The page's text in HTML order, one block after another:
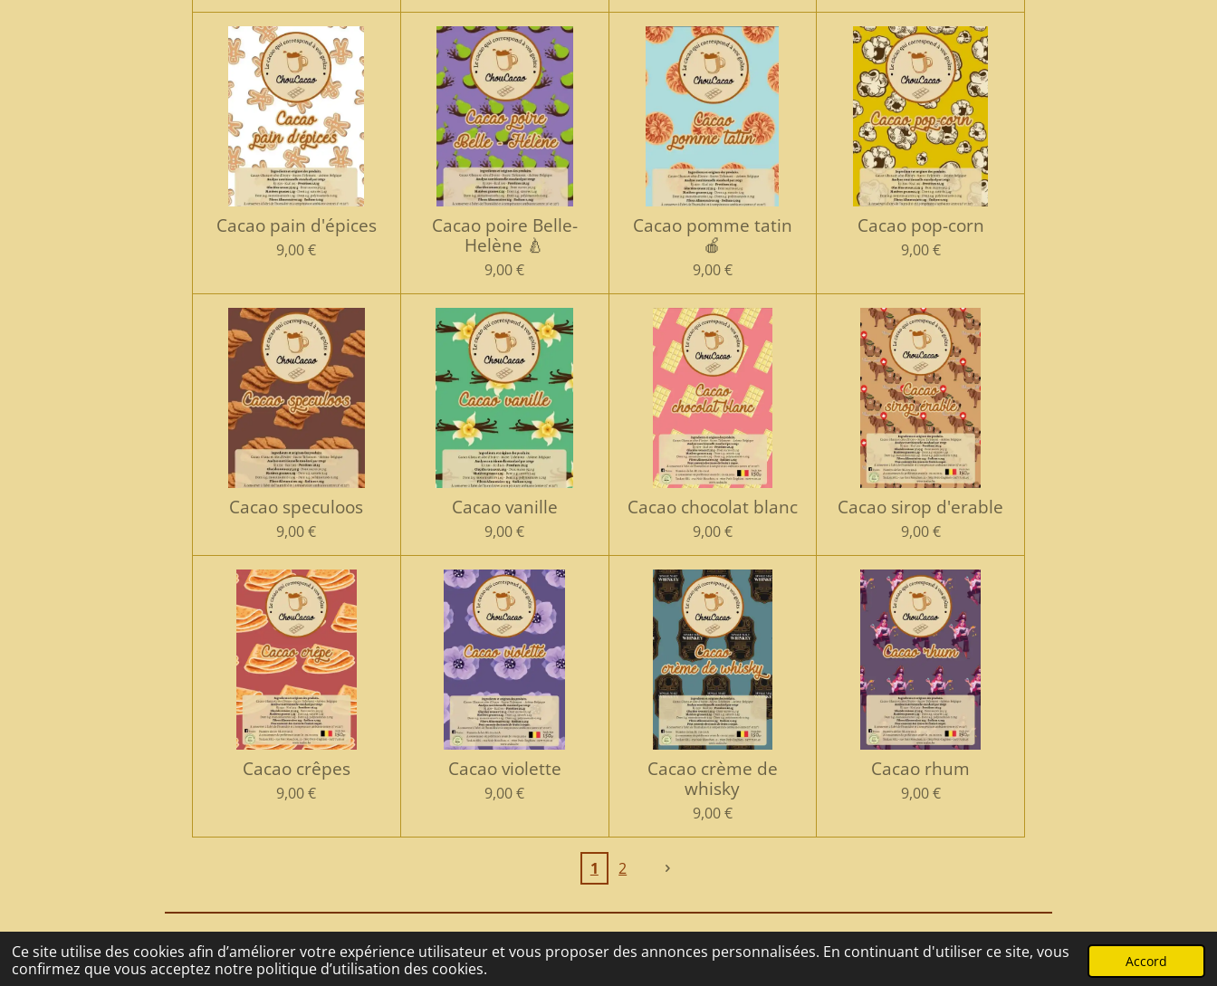
Ce site utilise des cookies afin d’améliorer votre expérience utilisateur et vous proposer des annonces personnalisées. En continuant d'utiliser ce site, vous
confirmez que vous acceptez notre politique d’utilisation des cookies.
Accord
Cacao pain d'épices
9,00 €
Cacao poire Belle-
Helène 🍐
9,00 €
Cacao pomme tatin
🍎
9,00 €
Cacao pop-corn
9,00 €
Cacao speculoos
9,00 €
Cacao vanille
9,00 €
Cacao chocolat blanc
9,00 €
Cacao sirop d'erable
9,00 €
Cacao crêpes
9,00 €
Cacao violette
9,00 €
Cacao crème de
whisky
9,00 €
Cacao rhum
9,00 €
1 2
© 2021 - 2026 La Tanière du Café Propulsé par Webador